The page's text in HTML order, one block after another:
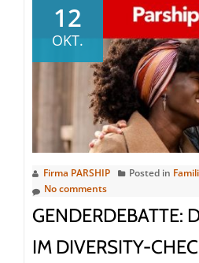
12
OKT.
Firma PARSHIP Posted in
No comments
GENDERDEBATTE:
IM DIVERSITY-